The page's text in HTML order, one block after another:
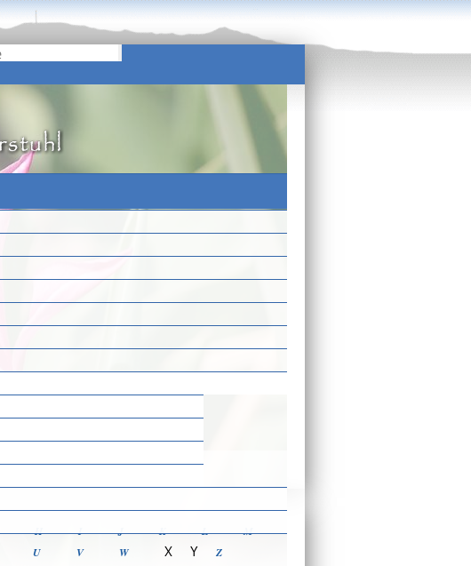
/Verfahrensbeschreibungen
H I J K L
M
U V W X Y Z